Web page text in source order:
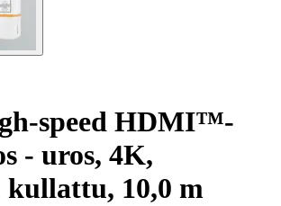
speed HDMI™-
- uros, 4K,
kullattu, 10,0 m